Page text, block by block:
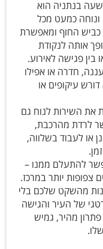
בנתניה הוא
כמעט מכל
כביש החוף ומאפשרת
אותה לנקודת
בין פגישה לאירוע.
חדרה או אפילו
עיקופים או
השירות לנוח גם
לרדת מהרכבת,
או לעבוד בשלווה,
להתעלם ממנו –
צפופות יותר במרכז.
מהשקט שלכם בלי
של העיר והגישה
מהיר, גמיש